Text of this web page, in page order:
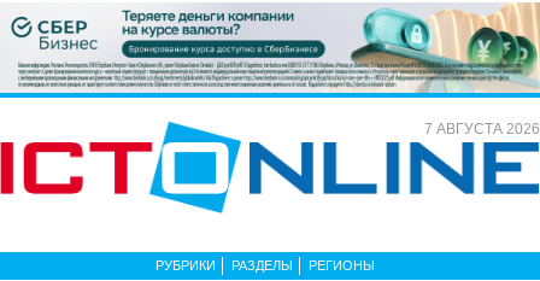
7 АВГУСТА 2026
РУБРИКИ РАЗДЕЛЫ РЕГИОНЫ